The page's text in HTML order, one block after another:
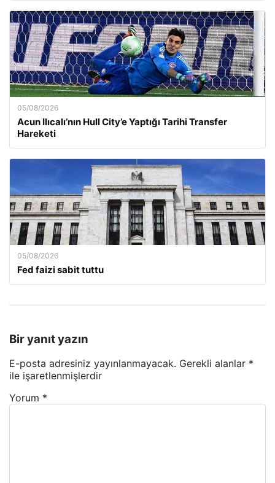
05/08/2026
Acun Ilıcalı’nın Hull City’e Yaptığı Tarihi Transfer
Hareketi
05/08/2026
Fed faizi sabit tuttu
Bir yanıt yazın
E-posta adresiniz yayınlanmayacak. Gerekli alanlar *
ile işaretlenmişlerdir
Yorum *